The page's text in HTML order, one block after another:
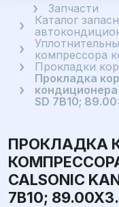
ГлавнаяЗапчасти
Каталог
компрессора
Прокладки
Прокладка
SD 7B10;
ПРОКЛАДКА
CALSONIC
7B10;